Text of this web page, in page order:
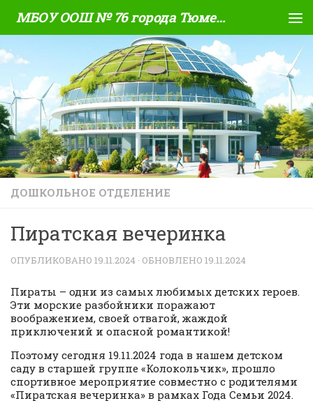
Skip to content МБОУ ООШ № 76 города Тюмени
ДОШКОЛЬНОЕ ОТДЕЛЕНИЕ
Пиратская вечеринка
ОПУБЛИКОВАНО 19.11.2024 · ОБНОВЛЕНО 19.11.2024
Пираты – одни из самых любимых детских героев.
Эти морские разбойники поражают
воображением, своей отвагой, жаждой
приключений и опасной романтикой!
Поэтому сегодня 19.11.2024 года в нашем детском
саду в старшей группе «Колокольчик», прошло
спортивное мероприятие совместно с родителями
«Пиратская вечеринка» в рамках Года Семьи 2024.